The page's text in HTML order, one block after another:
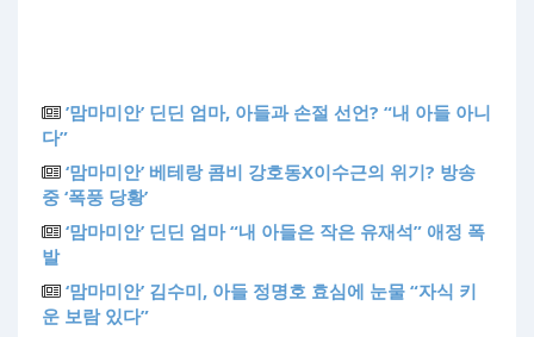
’맘마미안’ 딘딘 엄마, 아들과 손절 선언? “내 아들 아니
다”
‘맘마미안’ 베테랑 콤비 강호동X이수근의 위기? 방송
중 ‘폭풍 당황’
‘맘마미안’ 딘딘 엄마 “내 아들은 작은 유재석” 애정 폭
발
‘맘마미안’ 김수미, 아들 정명호 효심에 눈물 “자식 키
운 보람 있다”